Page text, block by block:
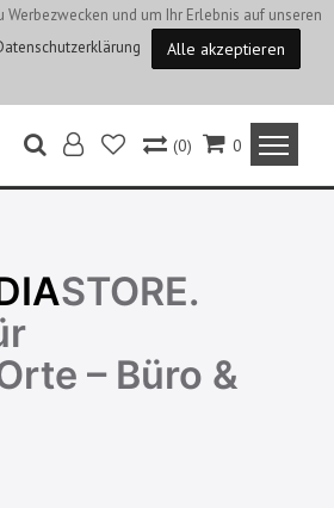
und um Ihr Erlebnis auf unseren
Alle akzeptieren
0
(0)
STORE.
– Büro &